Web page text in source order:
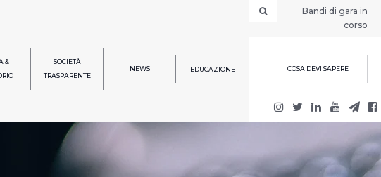
Bandi di gara in
corso
&
SOCIETÀ
TRASPARENTE
NEWS EDUCAZIONE COSA DEVI SAPERE